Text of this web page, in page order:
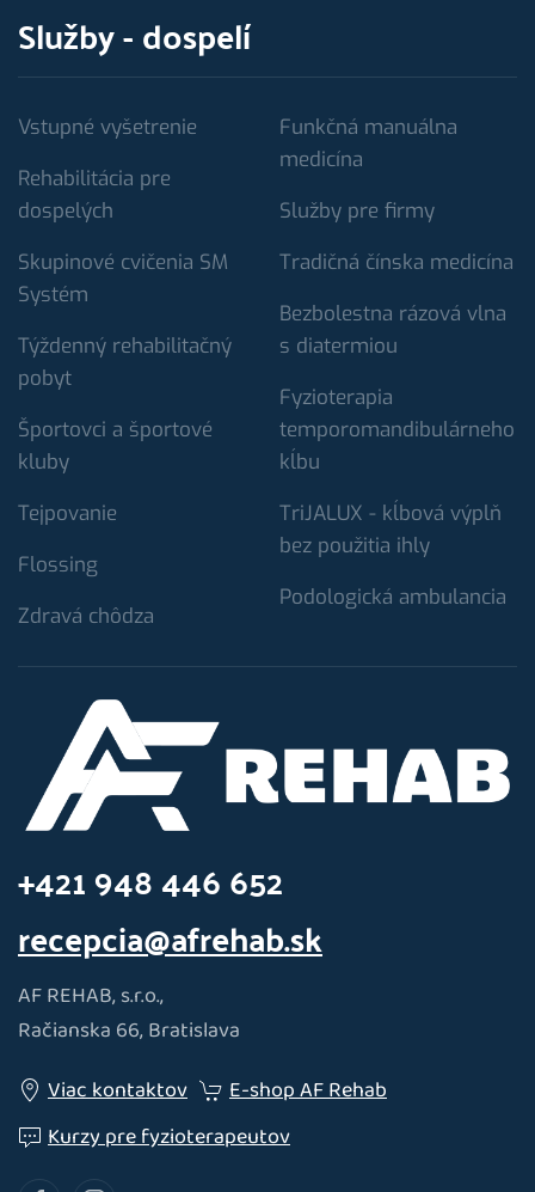
Služby - dospelí
Vstupné vyšetrenie
Rehabilitácia pre
dospelých
Skupinové cvičenia SM
Systém
Týždenný rehabilitačný
pobyt
Športovci a športové
kluby
Tejpovanie
Flossing
Zdravá chôdza
Funkčná manuálna
medicína
Služby pre firmy
Tradičná čínska medicína
Bezbolestna rázová vlna
s diatermiou
Fyzioterapia
temporomandibulárneho
kĺbu
TriJALUX - kĺbová výplň
bez použitia ihly
Podologická ambulancia
+421 948 446 652
recepcia@afrehab.sk
AF REHAB, s.r.o.,
Račianska 66, Bratislava
Viac kontaktov
E-shop AF Rehab
Kurzy pre fyzioterapeutov